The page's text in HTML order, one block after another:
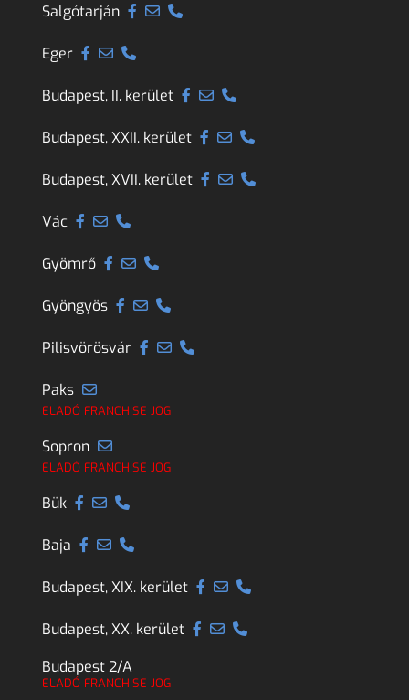
Salgótarján
Eger
Budapest, II. kerület
Budapest, XXII. kerület
Budapest, XVII. kerület
Vác
Gyömrő
Gyöngyös
Pilisvörösvár
Paks
ELADÓ FRANCHISE JOG
Sopron
ELADÓ FRANCHISE JOG
Bük
Baja
Budapest, XIX. kerület
Budapest, XX. kerület
Budapest 2/A
ELADÓ FRANCHISE JOG